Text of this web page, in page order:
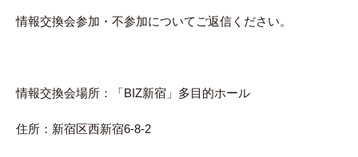
情報交換会参加・不参加についてご返信ください。
情報交換会場所：「BIZ新宿」多目的ホール
住所：新宿区西新宿6-8-2